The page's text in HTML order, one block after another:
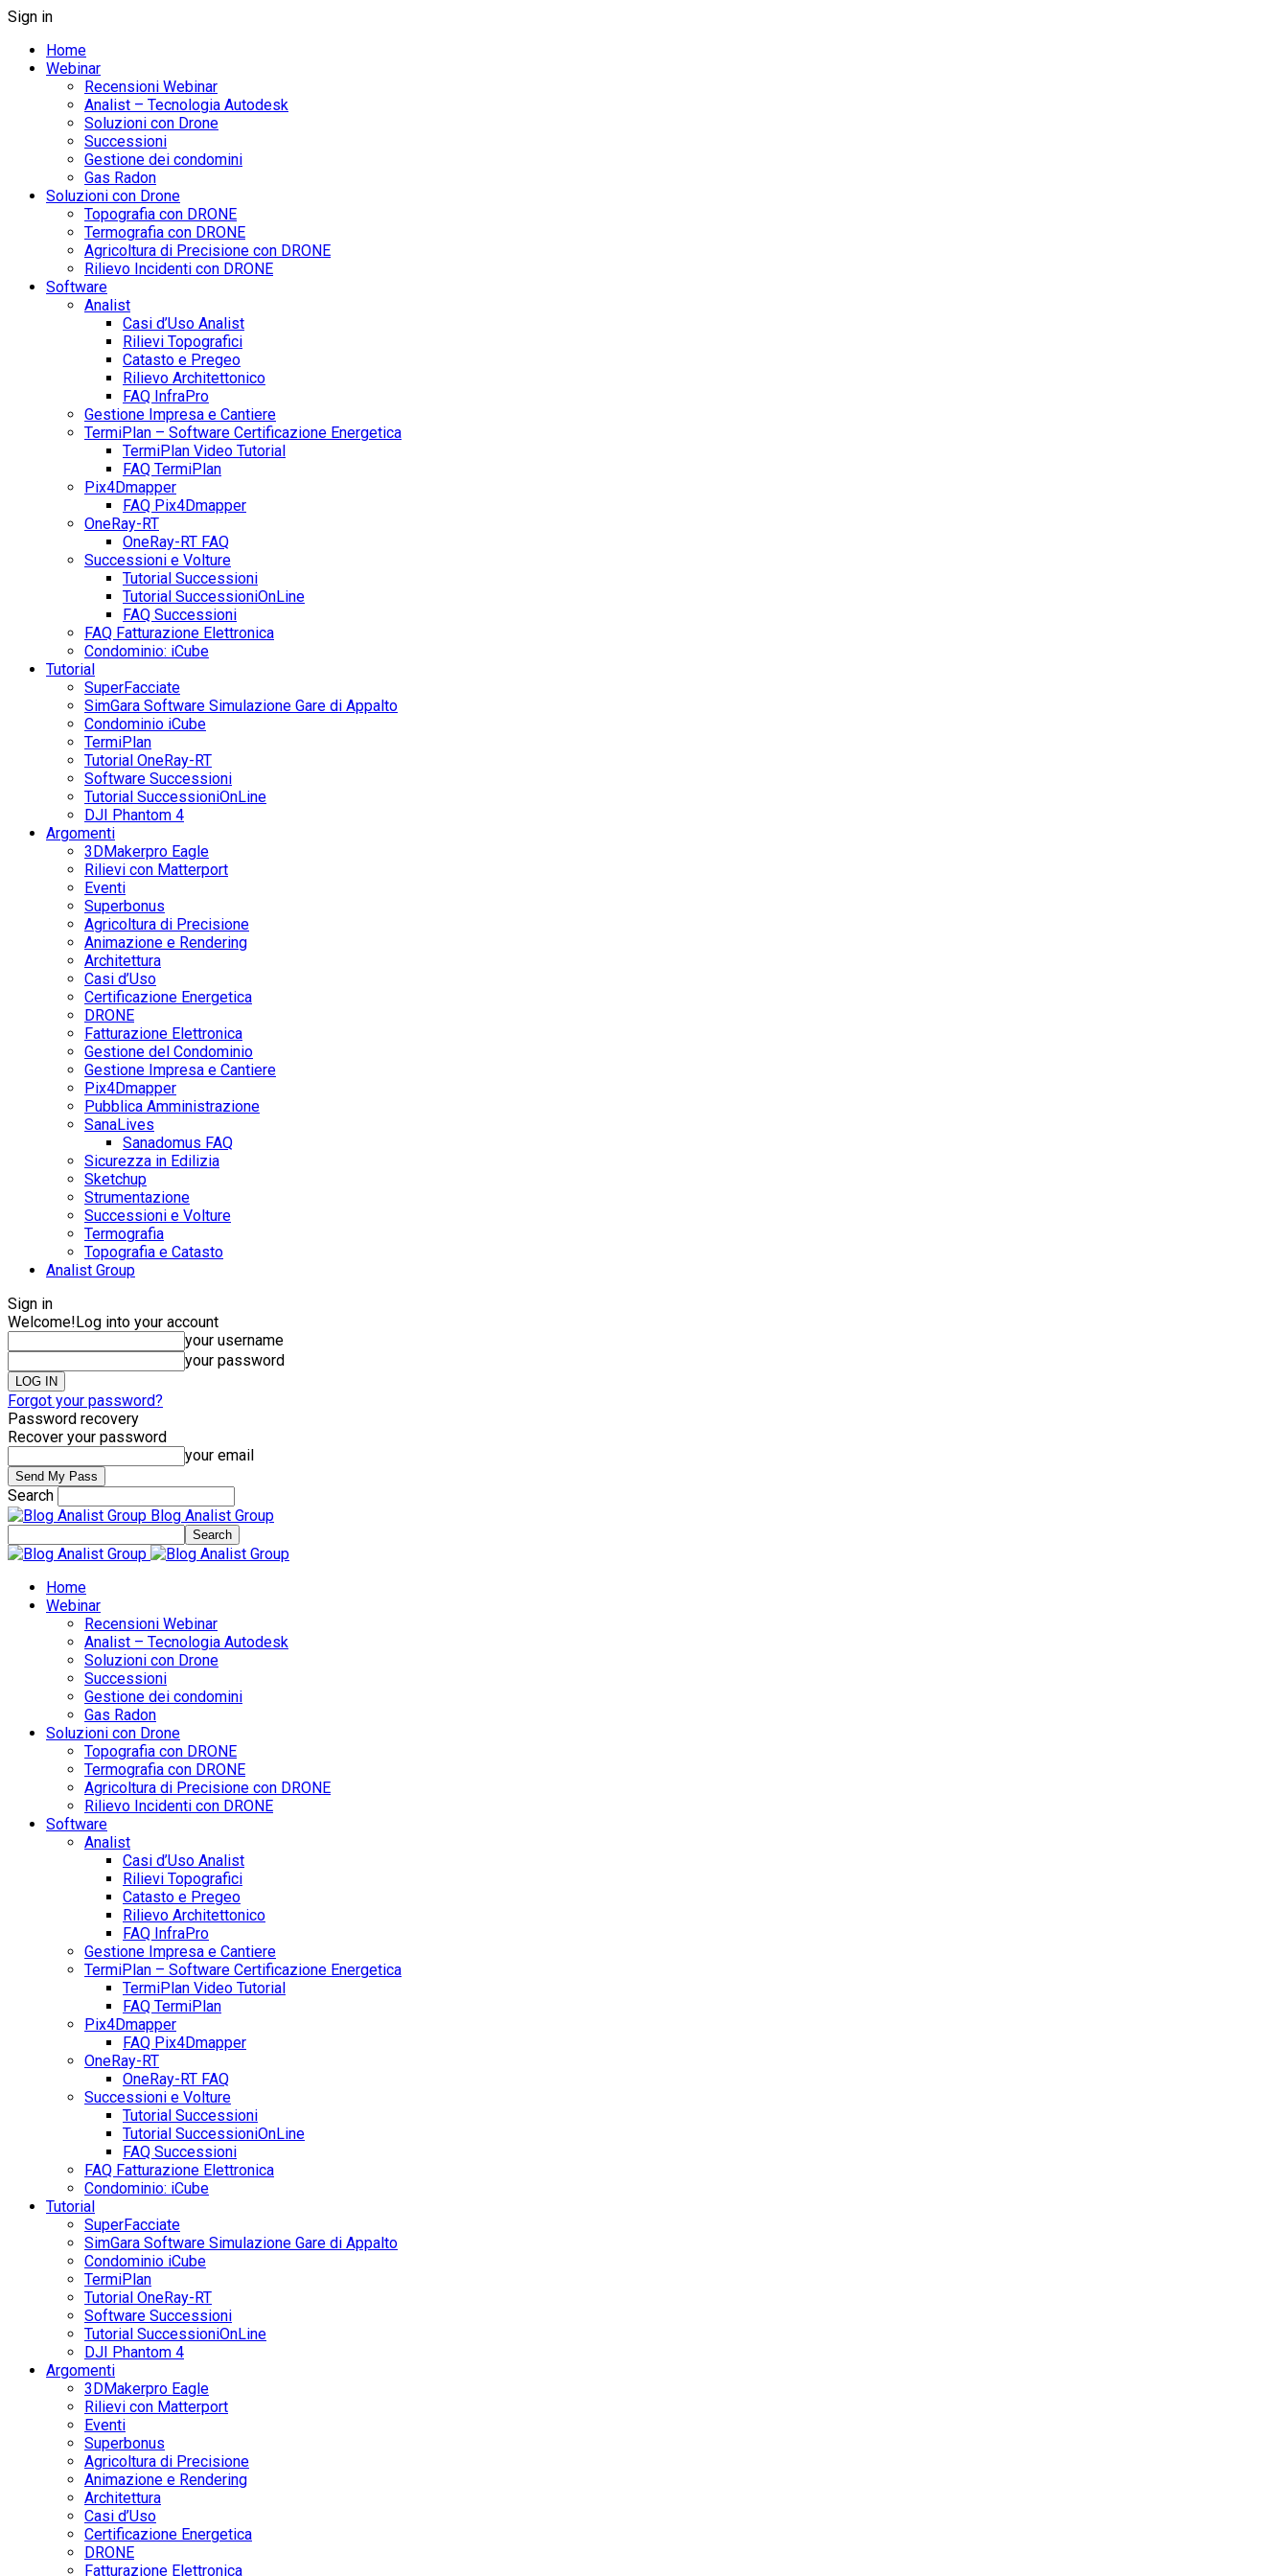
Sign in
Home
Webinar
Recensioni Webinar
Analist – Tecnologia Autodesk
Soluzioni con Drone
Successioni
Gestione dei condomini
Gas Radon
Soluzioni con Drone
Topografia con DRONE
Termografia con DRONE
Agricoltura di Precisione con DRONE
Rilievo Incidenti con DRONE
Software
Analist
Casi d’Uso Analist
Rilievi Topografici
Catasto e Pregeo
Rilievo Architettonico
FAQ InfraPro
Gestione Impresa e Cantiere
TermiPlan – Software Certificazione Energetica
TermiPlan Video Tutorial
FAQ TermiPlan
Pix4Dmapper
FAQ Pix4Dmapper
OneRay-RT
OneRay-RT FAQ
Successioni e Volture
Tutorial Successioni
Tutorial SuccessioniOnLine
FAQ Successioni
FAQ Fatturazione Elettronica
Condominio: iCube
Tutorial
SuperFacciate
SimGara Software Simulazione Gare di Appalto
Condominio iCube
TermiPlan
Tutorial OneRay-RT
Software Successioni
Tutorial SuccessioniOnLine
DJI Phantom 4
Argomenti
3DMakerpro Eagle
Rilievi con Matterport
Eventi
Superbonus
Agricoltura di Precisione
Animazione e Rendering
Architettura
Casi d’Uso
Certificazione Energetica
DRONE
Fatturazione Elettronica
Gestione del Condominio
Gestione Impresa e Cantiere
Pix4Dmapper
Pubblica Amministrazione
SanaLives
Sanadomus FAQ
Sicurezza in Edilizia
Sketchup
Strumentazione
Successioni e Volture
Termografia
Topografia e Catasto
Analist Group
Sign in
Welcome!Log into your account
your username
your password
Forgot your password?
Password recovery
Recover your password
your email
Search
Blog Analist Group
Home
Webinar
Recensioni Webinar
Analist – Tecnologia Autodesk
Soluzioni con Drone
Successioni
Gestione dei condomini
Gas Radon
Soluzioni con Drone
Topografia con DRONE
Termografia con DRONE
Agricoltura di Precisione con DRONE
Rilievo Incidenti con DRONE
Software
Analist
Casi d’Uso Analist
Rilievi Topografici
Catasto e Pregeo
Rilievo Architettonico
FAQ InfraPro
Gestione Impresa e Cantiere
TermiPlan – Software Certificazione Energetica
TermiPlan Video Tutorial
FAQ TermiPlan
Pix4Dmapper
FAQ Pix4Dmapper
OneRay-RT
OneRay-RT FAQ
Successioni e Volture
Tutorial Successioni
Tutorial SuccessioniOnLine
FAQ Successioni
FAQ Fatturazione Elettronica
Condominio: iCube
Tutorial
SuperFacciate
SimGara Software Simulazione Gare di Appalto
Condominio iCube
TermiPlan
Tutorial OneRay-RT
Software Successioni
Tutorial SuccessioniOnLine
DJI Phantom 4
Argomenti
3DMakerpro Eagle
Rilievi con Matterport
Eventi
Superbonus
Agricoltura di Precisione
Animazione e Rendering
Architettura
Casi d’Uso
Certificazione Energetica
DRONE
Fatturazione Elettronica